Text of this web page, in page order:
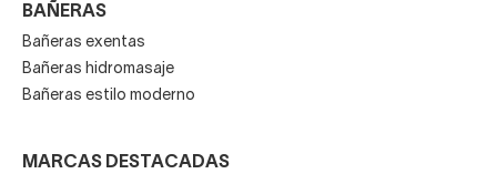
BAÑERAS
Bañeras exentas
Bañeras hidromasaje
Bañeras estilo moderno
MARCAS DESTACADAS